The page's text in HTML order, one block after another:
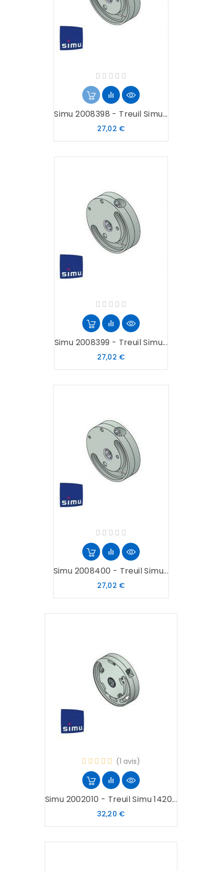
Simu 2008398 - Treuil Simu...
27,02 €Prix
Simu 2008399 - Treuil Simu...
27,02 €Prix
Simu 2008400 - Treuil Simu...
27,02 €Prix
(1 avis)
Simu 2002010 - Treuil Simu 1420...
32,20 €Prix